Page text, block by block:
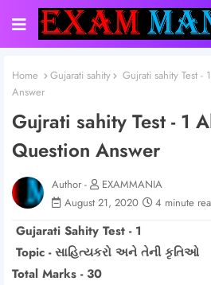
Home Gujarati sahity
Gujrati sahity Test -
Answer
Gujrati sahity Test - 1
Question Answer
Author -
EXAMMANIA
August 21, 2020
4 minute
Gujarati Sahity Test - 1
Topic - સાહિત્યકરો અને તેની કૃતિઓ
Total Marks - 30